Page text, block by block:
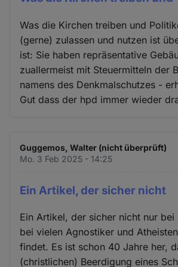
Was die Kirchen treiben und
(gerne) zulassen und nutzen ist
ist: Sie haben repräsentative
zuallermeist mit Steuermitteln der
namens des Denkmalschutzes -
Gut dass der hpd immer wieder
Guggemos, Walter (nicht überprüft)
Mo. 3 Feb 2025 - 14:25
Ein Artikel, der sicher nicht
Ein Artikel, der sicher nicht nur bei
bei vielen Agnostiker und
findet. Es ist schon 40 Jahre her,
(christlichen) Beerdigung eines